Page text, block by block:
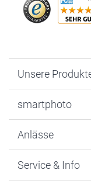
Unsere
Fotogeschenke
MyNameBook
Fotoabzüge, Fotos
smartphoto
Warum smartphoto
Datenschutz
Anlässe
Neujahr
Service & Info